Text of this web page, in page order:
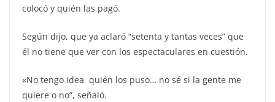
colocó y quién las pagó.
Según dijo, que ya aclaró “setenta y tantas veces” que
él no tiene que ver con los espectaculares en cuestión.
«No tengo idea quién los puso… no sé si la gente me
quiere o no”, señaló.